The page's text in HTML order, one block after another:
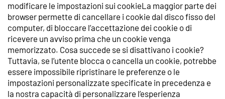
modificare le impostazioni sui cookieLa maggior parte dei
browser permette di cancellare i cookie dal disco fisso del
computer, di bloccare l’accettazione dei cookie o di
ricevere un avviso prima che un cookie venga
memorizzato. Cosa succede se si disattivano i cookie?
Tuttavia, se l’utente blocca o cancella un cookie, potrebbe
essere impossibile ripristinare le preferenze o le
impostazioni personalizzate specificate in precedenza e
la nostra capacità di personalizzare l’esperienza